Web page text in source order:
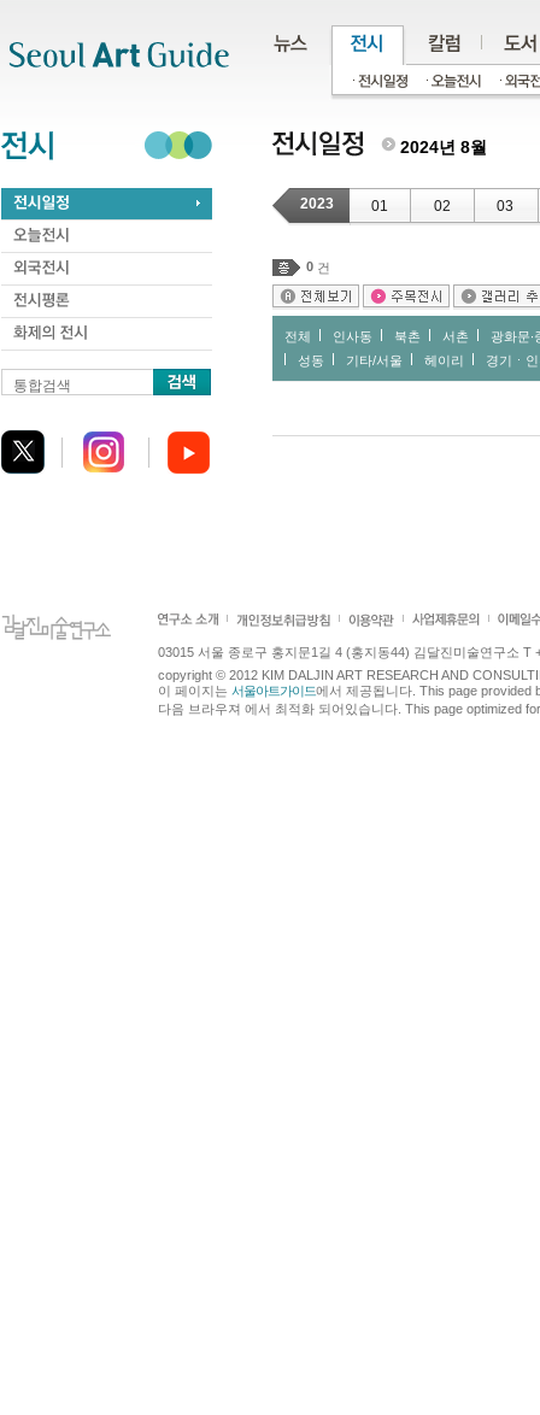
통합검색
2024년 8월
2023 01 02 03
0 건
전체 인사동 북촌 서촌
광화문∙
성동
기타/서울 헤이리 경기ㆍ
03015 서울 종로구 홍지문1길 4 (홍지동44) 김달진미술연구소 T
copyright © 2012 KIM DALJIN ART RESEARCH AND
이 페이지는 서울아트가이드에서 제공됩니다. This page provided
다음 브라우져 에서 최적화 되어있습니다. This page optimized